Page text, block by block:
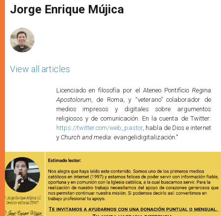
p
p
g
e
o
k
r
Jorge Enrique Mújica
View all articles
Licenciado en filosofía por el Ateneo Pontificio Regina
Apostolorum, de Roma, y “veterano” colaborador de
medios impresos y digitales sobre argumentos
religiosos y de comunicación. En la cuenta de Twitter:
https://twitter.com/web_pastor, habla de Dios e internet
y Church and media: evangelidigitalización."